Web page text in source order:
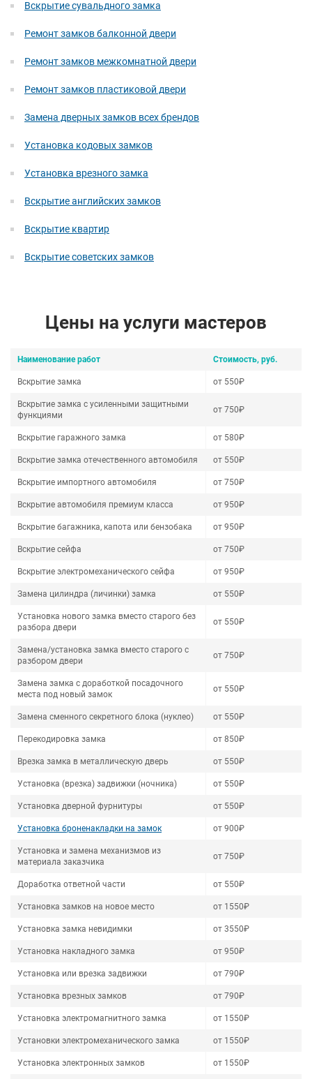
Вскрытие сувальдного замка
Ремонт замков балконной двери
Ремонт замков межкомнатной двери
Ремонт замков пластиковой двери
Замена дверных замков всех брендов
Установка кодовых замков
Установка врезного замка
Вскрытие английских замков
Вскрытие квартир
Вскрытие советских замков
Цены на услуги мастеров
Наименование работ Стоимость, руб.
Вскрытие замка от 550₽
Вскрытие замка с усиленными защитными
функциями
от 750₽
Вскрытие гаражного замка от 580₽
Вскрытие замка отечественного автомобиля от 550₽
Вскрытие импортного автомобиля от 750₽
Вскрытие автомобиля премиум класса от 950₽
Вскрытие багажника, капота или бензобака от 950₽
Вскрытие сейфа от 750₽
Вскрытие электромеханического сейфа от 950₽
Замена цилиндра (личинки) замка от 550₽
Установка нового замка вместо старого без
разбора двери
от 550₽
Замена/установка замка вместо старого с
разбором двери
от 750₽
Замена замка с доработкой посадочного
места под новый замок
от 550₽
Замена сменного секретного блока (нуклео) от 550₽
Перекодировка замка от 850₽
Врезка замка в металлическую дверь от 550₽
Установка (врезка) задвижки (ночника) от 550₽
Установка дверной фурнитуры от 550₽
Установка броненакладки на замок от 900₽
Установка и замена механизмов из
материала заказчика
от 750₽
Доработка ответной части от 550₽
Установка замков на новое место от 1550₽
Установка замка невидимки от 3550₽
Установка накладного замка от 950₽
Установка или врезка задвижки от 790₽
Установка врезных замков от 790₽
Установка электромагнитного замка от 1550₽
Установки электромеханического замка от 1550₽
Установка электронных замков от 1550₽